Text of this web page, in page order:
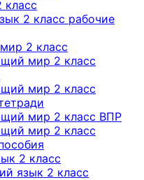
класс
2 класс рабочие
2 класс
мир 2 класс
мир 2 класс
мир 2 класс ВПР
мир 2 класс
2 класс
язык 2 класс